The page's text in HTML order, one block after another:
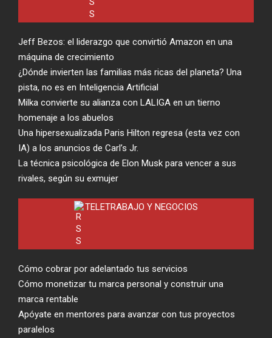
Jeff Bezos: el liderazgo que convirtió Amazon en una
máquina de crecimiento
¿Dónde invierten las familias más ricas del planeta? Una
pista, no es en Inteligencia Artificial
Milka convierte su alianza con LALIGA en un tierno
homenaje a los abuelos
Una hipersexualizada Paris Hilton regresa (esta vez con
IA) a los anuncios de Carl’s Jr.
La técnica psicológica de Elon Musk para vencer a sus
rivales, según su exmujer
TELETRABAJO Y NEGOCIOS
Cómo cobrar por adelantado tus servicios
Cómo monetizar tu marca personal y construir una
marca rentable
Apóyate en mentores para avanzar con tus proyectos
paralelos